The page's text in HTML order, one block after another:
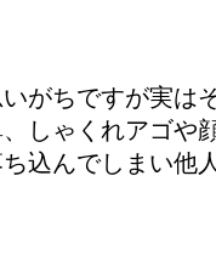
がちですが実は
しゃくれアゴ
込んでしまい